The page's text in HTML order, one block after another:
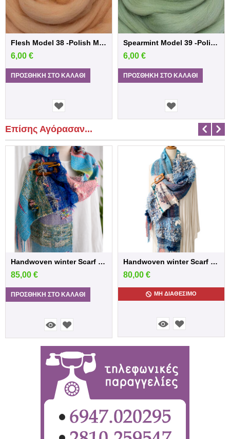
Flesh Model 38 -Polish Merino 50 gr,
6,00 €
ΠΡΟΣΘΉΚΗ ΣΤΟ ΚΑΛΆΘΙ
Spearmint Model 39 -Polish Merino 50 gr,
6,00 €
ΠΡΟΣΘΉΚΗ ΣΤΟ ΚΑΛΆΘΙ
Επίσης Αγόρασαν...
Handwoven winter Scarf in blue /Pink sh...
85,00 €
ΠΡΟΣΘΉΚΗ ΣΤΟ ΚΑΛΆΘΙ
Handwoven winter Scarf in blue shades
80,00 €
ΜΗ ΔΙΑΘΈΣΙΜΟ